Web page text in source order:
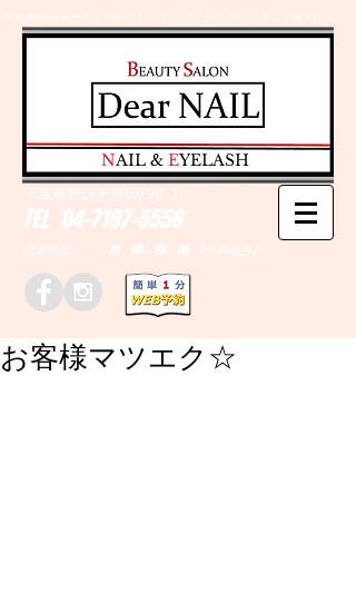
千葉県野田市のネイルサロン、まつげエクステはＤｅａｒＮAILへ
TEL 04-7197-5556
営業時間 10：00～20：00 (予約優先)
千葉県野田市野田790-1
​NAIL & EYELASH
お客様マツエク☆